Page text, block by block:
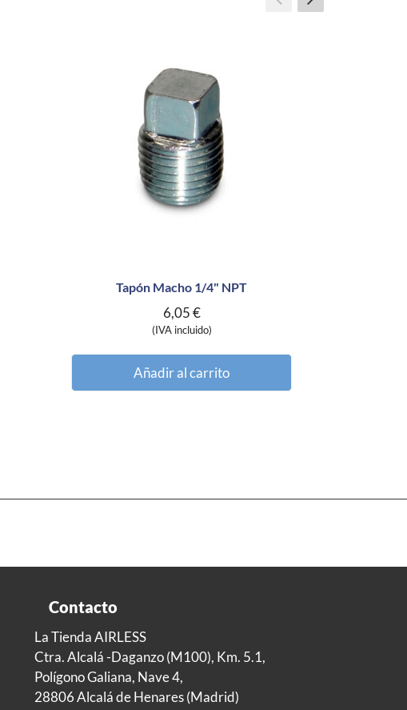
Tapón Macho 1/4" NPT
6,05€
(IVA incluido)
Añadir al carrito
Contacto
La Tienda AIRLESS
Ctra. Alcalá -Daganzo (M100), Km. 5.1,
Polígono Galiana, Nave 4,
28806 Alcalá de Henares (Madrid)